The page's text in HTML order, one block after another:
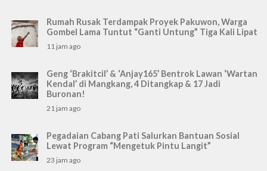
Rumah Rusak Terdampak Proyek Pakuwon, Warga
Gombel Lama Tuntut “Ganti Untung” Tiga Kali Lipat
11 jam ago
Geng ‘Brakitcil’ & ‘Anjay165’ Bentrok Lawan ‘Wartan
Kendal’ di Mangkang, 4 Ditangkap & 17 Jadi
Buronan!
21 jam ago
Pegadaian Cabang Pati Salurkan Bantuan Sosial
Lewat Program “Mengetuk Pintu Langit”
23 jam ago